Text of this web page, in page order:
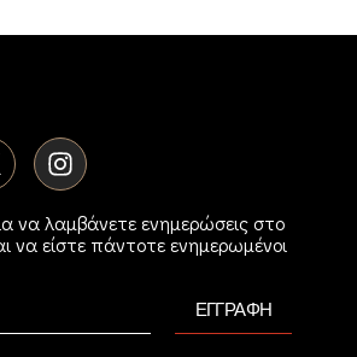
να λαμβάνετε ενημερώσεις στο
να είστε πάντοτε ενημερωμένοι
ΕΓΓΡΑΦΗ